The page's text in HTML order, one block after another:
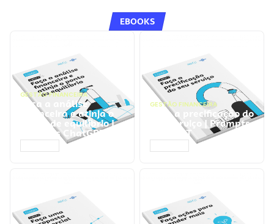
EBOOKS
GESTÃO FINANCEIRA
Faça a análise
financeira e atinja o
ponto de equilíbrio |
Prompts ChatGPT
GESTÃO FINANCEIRA
Faça a precificação do
seu serviço | Prompts
ChatGPT